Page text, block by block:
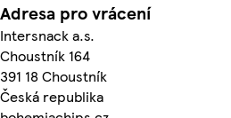
Adresa pro vrácení
Intersnack a.s.
Choustník 164
391 18 Choustník
Česká republika